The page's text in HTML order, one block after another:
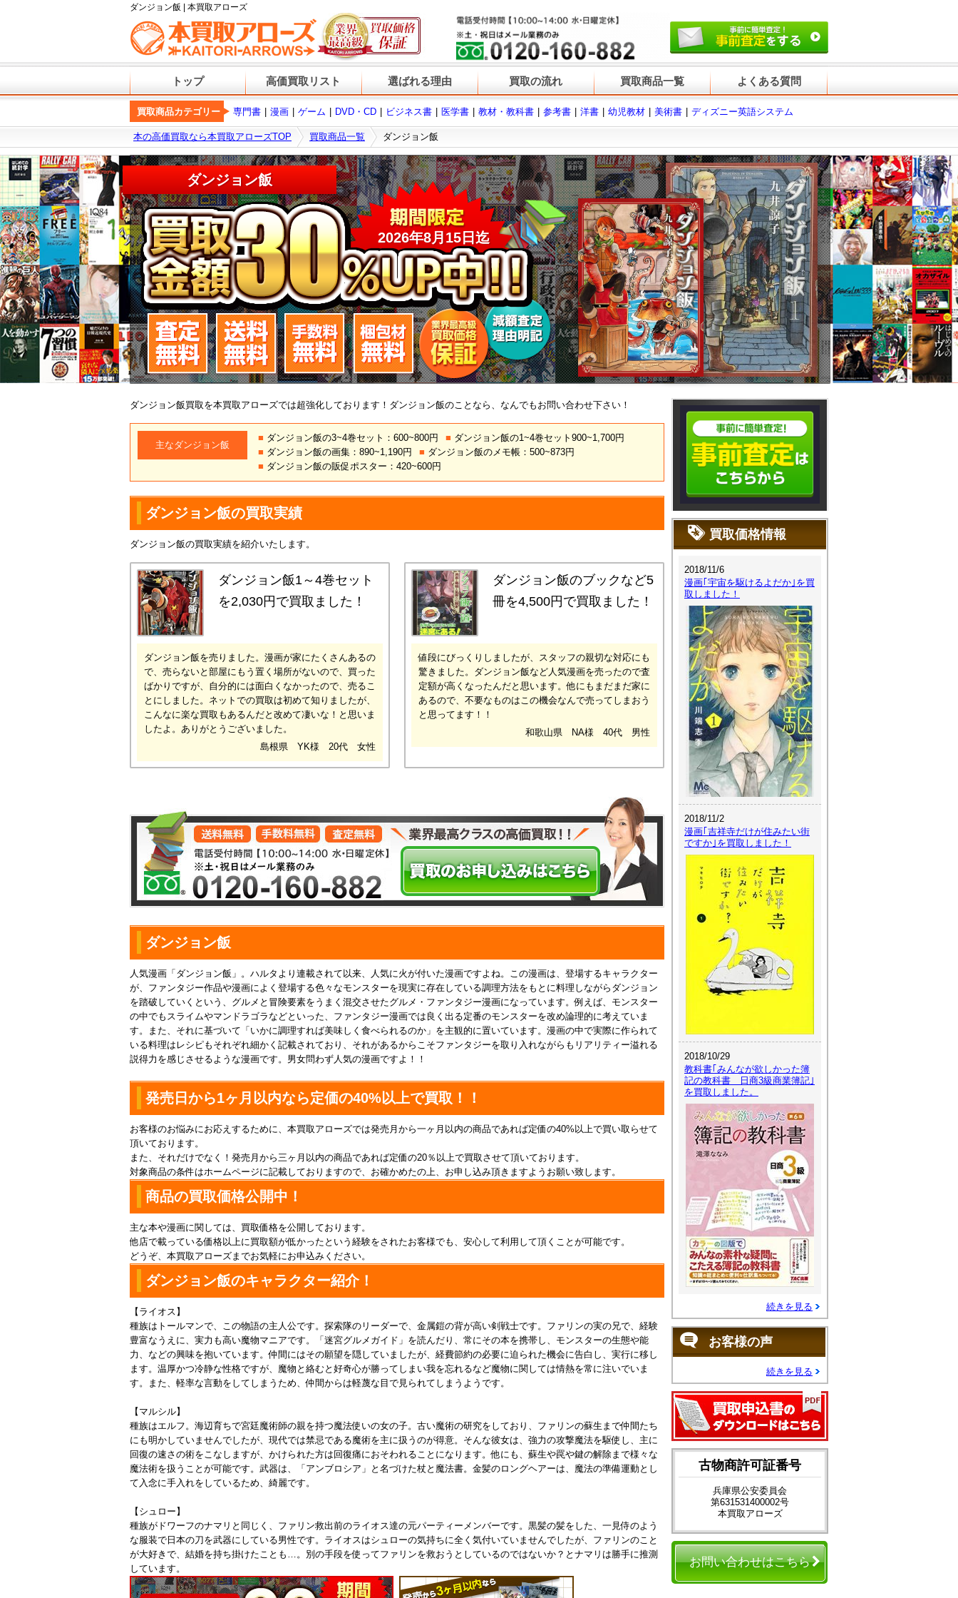
ダンジョン飯 | 本買取アローズ
トップ 高価買取リスト 選ばれる理由 買取の流れ 買取商品一覧 よくある質問
買取商品カテゴリー 専門書 漫画 ゲーム DVD・CD ビジネス書 医学書 教材・教科書 参考書 洋書 幼児教材 美術書 ディズニー英語システム
本の高価買取なら本買取アローズTOP 買取商品一覧 ダンジョン飯
ダンジョン飯
2026年8月 15日迄
ダンジョン飯買取を本買取アローズでは超強化しております！ダンジョン飯のことなら、なんでもお問い合わせ下さい！
主なダンジョン飯
■ ダンジョン飯の3~4巻セット：600~800円 ■ ダンジョン飯の1~4巻セット900~1,700円
■ ダンジョン飯の画集：890~1,190円 ■ ダンジョン飯のメモ帳：500~873円
■ ダンジョン飯の販促ポスター：420~600円
ダンジョン飯の買取実績
ダンジョン飯の買取実績を紹介いたします。
ダンジョン飯1～4巻セット
を2,030円で買取ました！
ダンジョン飯を売りました。漫画が家にたくさんあるの
で、売らないと部屋にもう置く場所がないので、買った
ばかりですが、自分的には面白くなかったので、売るこ
とにしました。ネットでの買取は初めて知りましたが、
こんなに楽な買取もあるんだと改めて凄いな！と思いま
したよ。ありがとうございました。
島根県 YK様 20代 女性
ダンジョン飯のブックなど5
冊を4,500円で買取ました！
値段にびっくりしましたが、スタッフの親切な対応にも
驚きました。ダンジョン飯など人気漫画を売ったので査
定額が高くなったんだと思います。他にもまだまだ家に
あるので、不要なものはこの機会なんで売ってしまおう
と思ってます！！
和歌山県 NA様 40代 男性
ダンジョン飯
人気漫画「ダンジョン飯」。ハルタより連載されて以来、人気に火が付いた漫画ですよね。この漫画は、登場するキャラクター
が、ファンタジー作品や漫画によく登場する色々なモンスターを現実に存在している調理方法をもとに料理しながらダンジョン
を踏破していくという、グルメと冒険要素をうまく混交させたグルメ・ファンタジー漫画になっています。例えば、モンスター
の中でもスライムやマンドラゴラなどといった、ファンタジー漫画では良く出る定番のモンスターを改め論理的に考えていま
す。また、それに基づいて「いかに調理すれば美味しく食べられるのか」を主観的に置いています。漫画の中で実際に作られて
いる料理はレシピもそれぞれ細かく記載されており、それがあるからこそファンタジーを取り入れながらもリアリティー溢れる
説得力を感じさせるような漫画です。男女問わず人気の漫画ですよ！！
発売日から1ヶ月以内なら定価の40%以上で買取！！
お客様のお悩みにお応えするために、本買取アローズでは発売月から一ヶ月以内の商品であれば定価の40%以上で買い取らせて
頂いております。
また、それだけでなく！発売月から三ヶ月以内の商品であれば定価の20％以上で買取させて頂いております。
対象商品の条件はホームページに記載しておりますので、お確かめたの上、お申し込み頂きますようお願い致します。
商品の買取価格公開中！
主な本や漫画に関しては、買取価格を公開しております。
他店で載っている価格以上に買取額が低かったという経験をされたお客様でも、安心して利用して頂くことが可能です。
どうぞ、本買取アローズまでお気軽にお申込みください。
ダンジョン飯のキャラクター紹介！
【ライオス】
種族はトールマンで、この物語の主人公です。探索隊のリーダーで、金属鎧の背が高い剣戦士です。ファリンの実の兄で、経験
豊富なうえに、実力も高い魔物マニアです。「迷宮グルメガイド」を読んだり、常にその本を携帯し、モンスターの生態や能
力、などの興味を抱いています。仲間にはその願望を隠していましたが、経費節約の必要に迫られた機会に告白し、実行に移し
ます。温厚かつ冷静な性格ですが、魔物と絡むと好奇心が勝ってしまい我を忘れるなど魔物に関しては情熱を常に注いでいま
す。また、軽率な言動をしてしまうため、仲間からは軽蔑な目で見られてしまうようです。
【マルシル】
種族はエルフ。海辺育ちで宮廷魔術師の親を持つ魔法使いの女の子。古い魔術の研究をしており、ファリンの蘇生まで仲間たち
にも明かしていませんでしたが、現代では禁忌である魔術を主に扱うのが得意。そんな彼女は、強力の攻撃魔法を駆使し、主に
回復の速さの術をこなしますが、かけられた方は回復痛におそわれることになります。他にも、蘇生や罠や鍵の解除まで様々な
魔法術を扱うことが可能です。武器は、「アンブロシア」と名づけた杖と魔法書。金髪のロングヘアーは、魔法の準備運動とし
て入念に手入れをしているため、綺麗です。
【シュロー】
種族がドワーフのナマリと同じく、ファリン救出前のライオス達の元パーティーメンバーです。黒髪の髪をした、一見侍のよう
な服装で日本の刀を武器にしている男性です。ライオスはシュローの気持ちに全く気付いていませんでしたが、ファリンのこと
が大好きで、結婚を持ち掛けたことも…。別の手段を使ってファリンを救おうとしているのではないか？とナマリは勝手に推測
しています。
買取価格情報
2018/11/6
漫画｢宇宙を駆けるよだか｣を買
取しました！
2018/11/2
漫画｢吉祥寺だけが住みたい街
ですか｣を買取しました！
2018/10/29
教科書｢みんなが欲しかった簿
記の教科書 日商3級商業簿記｣
を買取しました。
続きを見る
お客様の声
続きを見る
古物商許可証番号
兵庫県公安委員会
第631531400002号
本買取アローズ
お問い合わせはこちら